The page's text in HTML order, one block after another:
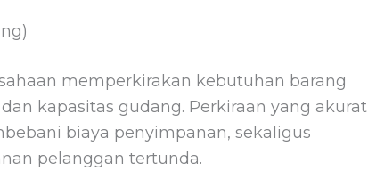
memperkirakan kebutuhan barang
kapasitas gudang. Perkiraan yang akurat
biaya penyimpanan, sekaligus
pelanggan tertunda.